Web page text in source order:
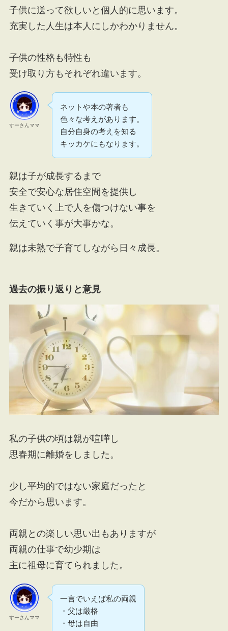
子供に送って欲しいと個人的に思います。
充実した人生は本人にしかわかりません。
子供の性格も特性も
受け取り方もそれぞれ違います。
すーさんママ
ネットや本の著者も
色々な考えがあります。
自分自身の考えを知る
キッカケにもなります。
親は子が成長するまで
安全で安心な居住空間を提供し
生きていく上で人を傷つけない事を
伝えていく事が大事かな。
親は未熟で子育てしながら日々成長。
過去の振り返りと意見
私の子供の頃は親が喧嘩し
思春期に離婚をしました。
少し平均的ではない家庭だったと
今だから思います。
両親との楽しい思い出もありますが
両親の仕事で幼少期は
主に祖母に育てられました。
すーさんママ
一言でいえば私の両親
・父は厳格
・母は自由